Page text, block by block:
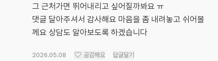
그 근처가면 뛰어내리고 싶어질까봐요 ㅠ
댓글 달아주셔서 감사해요 마음을 좀 내려놓고 쉬어볼
께요 상담도 알아보도록 하겠습니다
2026.05.08 공감해요 답글달기